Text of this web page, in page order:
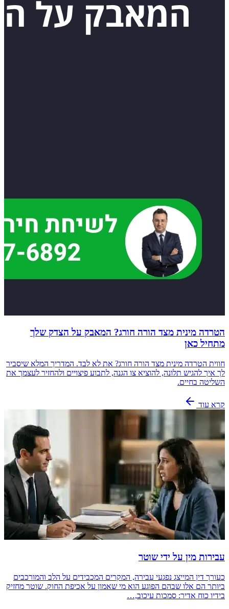
הטרדה מינית מצד הורה חורג? המאבק על הצדק שלך
מתחיל כאן
חווית הטרדה מינית מצד הורה חורג? את לא לבד. המדריך המלא שיסביר
לך איך להגיש תלונה, להוציא צו הגנה, לתבוע פיצויים ולהחזיר לעצמך את
השליטה בחיים.
קרא עוד
עבירות מין על ידי שוטר
כעורך דין המייצג נפגעי עבירה, המקרים המכבידים על הלב והמורכבים
ביותר הם אלו שבהם הפוגע הוא מי שאמון על אכיפת החוק. שוטר מחזיק
בידיו כוח אדיר: סמכות עיכוב,…